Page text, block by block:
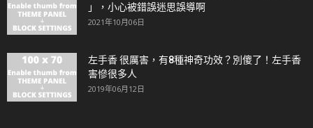
」，小心被錯誤迷思誤導啊
2021年10月06日
左手香 很厲害，有8種神奇功效？別傻了！左手香
害慘很多人
2019年06月12日